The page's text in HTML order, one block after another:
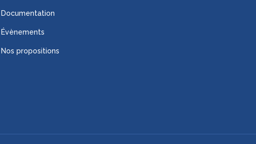
Documentation
Évènements
Nos propositions